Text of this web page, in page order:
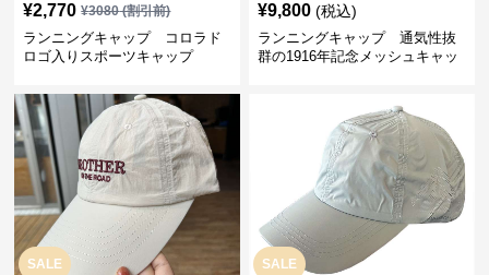
¥2,770 ¥3080(割引前)
ランニングキャップ コロラド
ロゴ入りスポーツキャップ
¥9,800 (税込)
ランニングキャップ 通気性抜
群の1916年記念メッシュキャッ
SALE SALE